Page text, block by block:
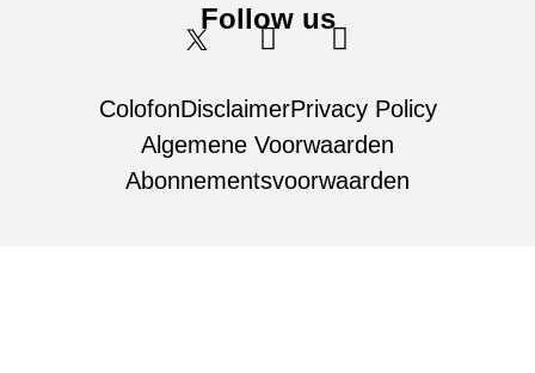
Follow us
ColofonDisclaimerPrivacy Policy
Algemene Voorwaarden
Abonnementsvoorwaarden